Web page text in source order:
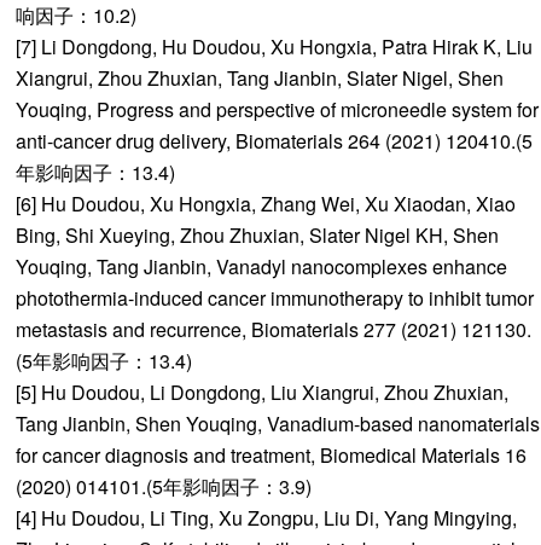
响因子：10.2)
[7] Li Dongdong, Hu Doudou, Xu Hongxia, Patra Hirak K, Liu
Xiangrui, Zhou Zhuxian, Tang Jianbin, Slater Nigel, Shen
Youqing, Progress and perspective of microneedle system for
anti-cancer drug delivery, Biomaterials 264 (2021) 120410.(5
年影响因子：13.4)
[6] Hu Doudou, Xu Hongxia, Zhang Wei, Xu Xiaodan, Xiao
Bing, Shi Xueying, Zhou Zhuxian, Slater Nigel KH, Shen
Youqing, Tang Jianbin, Vanadyl nanocomplexes enhance
photothermia-induced cancer immunotherapy to inhibit tumor
metastasis and recurrence, Biomaterials 277 (2021) 121130.
(5年影响因子：13.4)
[5] Hu Doudou, Li Dongdong, Liu Xiangrui, Zhou Zhuxian,
Tang Jianbin, Shen Youqing, Vanadium-based nanomaterials
for cancer diagnosis and treatment, Biomedical Materials 16
(2020) 014101.(5年影响因子：3.9)
[4] Hu Doudou, Li Ting, Xu Zongpu, Liu Di, Yang Mingying,